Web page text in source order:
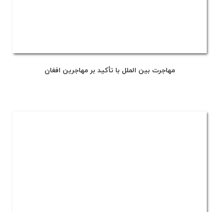
مهاجرت بین الملل با تأکید بر مهاجرین افغان